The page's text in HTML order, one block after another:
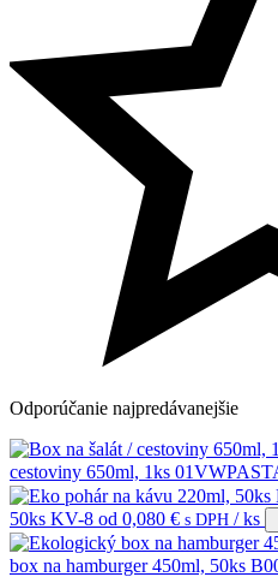
Odporúčanie najpredávanejšie
cestoviny 650ml, 1ks
50ks KV-8 od 0,080 € s DPH / ks
box na hamburger 450ml, 50ks